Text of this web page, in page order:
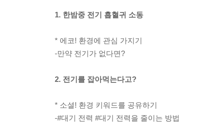
1. 한밤중 전기 흡혈귀 소동
* 에코! 환경에 관심 가지기
-만약 전기가 없다면?
2. 전기를 잡아먹는다고?
* 소셜! 환경 키워드를 공유하기
-#대기 전력 #대기 전력을 줄이는 방법